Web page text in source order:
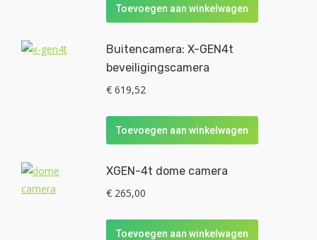
Toevoegen aan winkelwagen
Buitencamera: X-GEN4t
beveiligingscamera
€ 619,52
Toevoegen aan winkelwagen
XGEN-4t dome camera
€ 265,00
Toevoegen aan winkelwagen